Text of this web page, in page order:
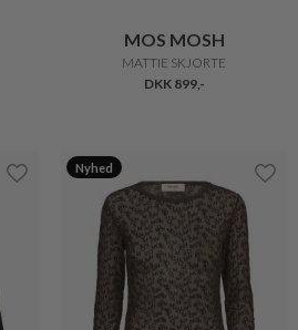
MOS MOSH
MATTIE SKJORTE
DKK 899,-
Nyhed